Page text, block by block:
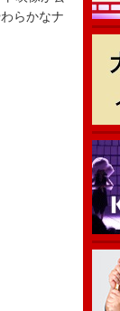
らかなナ